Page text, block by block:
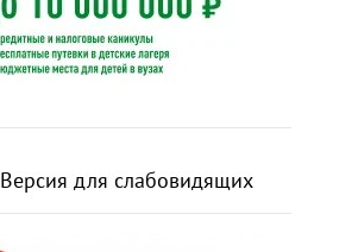
Версия для слабовидящих